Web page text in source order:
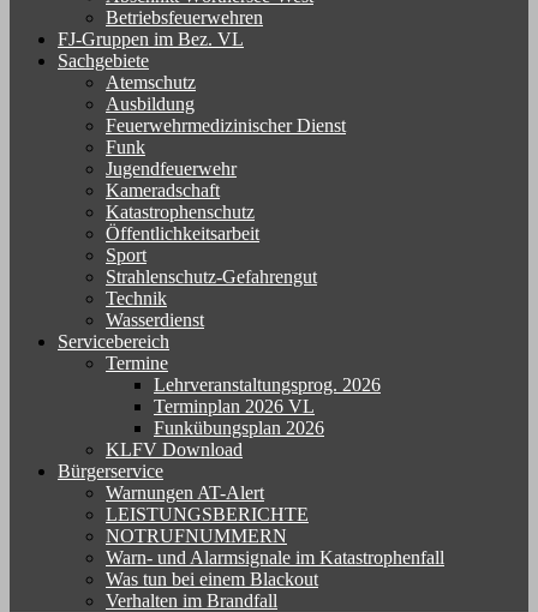
Betriebsfeuerwehren
FJ-Gruppen im Bez. VL
Sachgebiete
Atemschutz
Ausbildung
Feuerwehrmedizinischer Dienst
Funk
Jugendfeuerwehr
Kameradschaft
Katastrophenschutz
Öffentlichkeitsarbeit
Sport
Strahlenschutz-Gefahrengut
Technik
Wasserdienst
Servicebereich
Termine
Lehrveranstaltungsprog. 2026
Terminplan 2026 VL
Funkübungsplan 2026
KLFV Download
Bürgerservice
Warnungen AT-Alert
LEISTUNGSBERICHTE
NOTRUFNUMMERN
Warn- und Alarmsignale im Katastrophenfall
Was tun bei einem Blackout
Verhalten im Brandfall